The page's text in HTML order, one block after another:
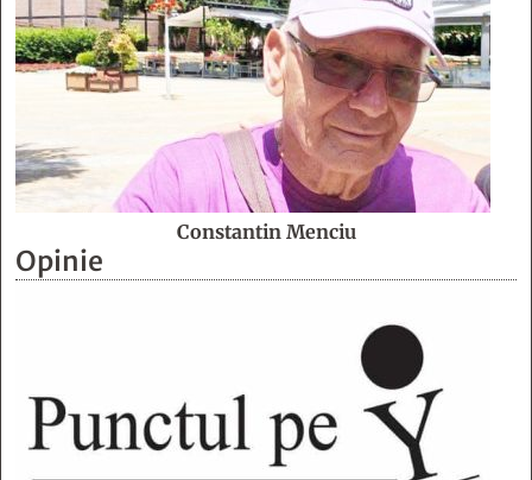
Constantin Menciu
Opinie